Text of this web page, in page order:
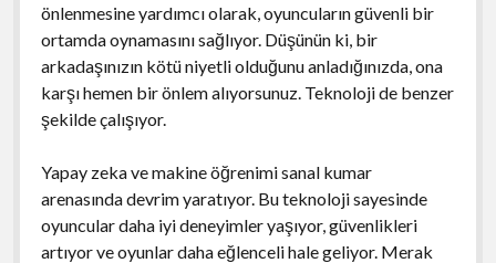
önlenmesine yardımcı olarak, oyuncuların güvenli bir
ortamda oynamasını sağlıyor. Düşünün ki, bir
arkadaşınızın kötü niyetli olduğunu anladığınızda, ona
karşı hemen bir önlem alıyorsunuz. Teknoloji de benzer
şekilde çalışıyor.
Yapay zeka ve makine öğrenimi sanal kumar
arenasında devrim yaratıyor. Bu teknoloji sayesinde
oyuncular daha iyi deneyimler yaşıyor, güvenlikleri
artıyor ve oyunlar daha eğlenceli hale geliyor. Merak